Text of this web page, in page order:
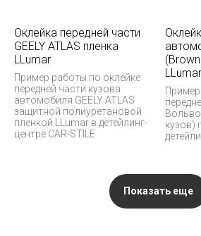
Оклейка передней части
GEELY ATLAS пленка
LLumar
Пример работы по оклейке
передней части кузова
автомобиля GEELY ATLAS
защитной полиуретановой
пленкой LLumar в детейлинг-
центре CAR-STILE
LLumar
кузов)
Показать еще